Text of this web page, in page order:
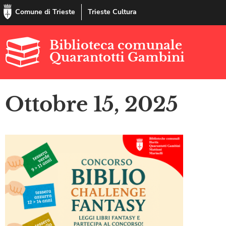
Comune di Trieste Trieste Cultura
Biblioteca comunale
Quarantotti Gambini
Ottobre 15, 2025